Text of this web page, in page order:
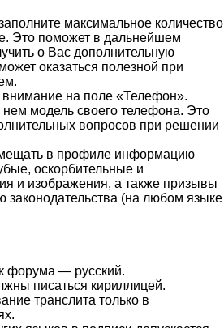
максимальное количество
Это поможет в дальнейшем
о Вас дополнительную
оказаться полезной при
внимание на поле «Телефон».
модель своего телефона. Это
вопросов при решении
в профиле информацию
оскорбительные и
и изображения, а также призывы
(на любом языке
форума — русский.
писаться кириллицей.
транслита только в